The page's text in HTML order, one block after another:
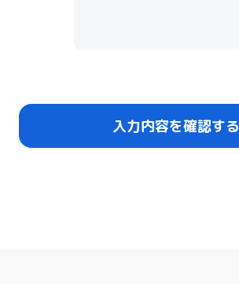
入力内容を確認する